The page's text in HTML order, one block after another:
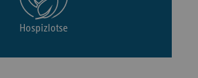
Hospizlotse